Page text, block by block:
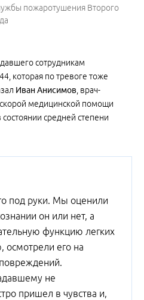
пожаротушения Второго
сотрудникам
которая по тревоге тоже
Иван Анисимов, врач-
медицинской помощи
средней степени
под руки. Мы оценили
он или нет, а
функцию легких
осмотрели его на
не
пришел в чувства и,